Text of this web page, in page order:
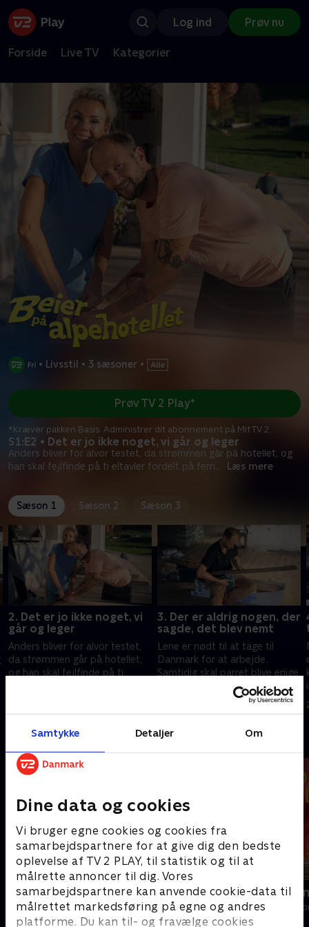
Samtykke Detaljer Om
Dine data og cookies
Vi bruger egne cookies og cookies fra
samarbejdspartnere for at give dig den bedste
oplevelse af TV 2 PLAY, til statistik og til at
målrette annoncer til dig. Vores
samarbejdspartnere kan anvende cookie-data til
målrettet markedsføring på egne og andres
platforme. Du kan til- og fravælge cookies
Log ind Prøv nu
Forside Live TV Kategorier
• Livsstil • 3 sæsoner •
S1:E2 • Det er jo ikke noget, vi går og leger
Anders bliver for alvor testet, da strømmen går på hotellet, og
han skal fejlfinde på ti eltavler fordelt på fem... Læs mere
Prøv TV 2 Play*
*Kræver pakken Basis. Administrer dit abonnement på Mit TV 2.
Sæson 1 Sæson 2 Sæson 3
2. Det er jo ikke noget, vi
går og leger
Anders bliver for alvor testet,
da strømmen går på hotellet,
og han skal fejlfinde på ti
hjemmefra.
3. Der er aldrig nogen, der
sagde, det blev nemt
Lene er nødt til at tage til
Danmark for at arbejde.
Samtidig skal parret blive enige
om, hvordan hotellets bar skal
se ud - og det får bølgerne til
at gå højt.
13. februar 2025 • 28 min
Andre så også
Jul på alpehotellet
Livsstil • 1 sæsoner
Linde på
Livsstil • 5